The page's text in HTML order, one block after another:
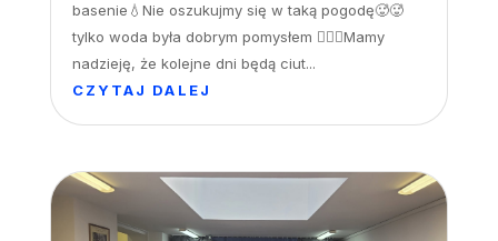
basenie💧Nie oszukujmy się w taką pogodę🥵🥵
tylko woda była dobrym pomysłem 🏊‍♀️🤽Mamy
nadzieję, że kolejne dni będą ciut...
CZYTAJ DALEJ